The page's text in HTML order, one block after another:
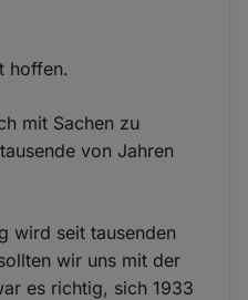
hoffen.
mit Sachen zu
von Jahren
wird seit tausenden
wir uns mit der
es richtig, sich 1933